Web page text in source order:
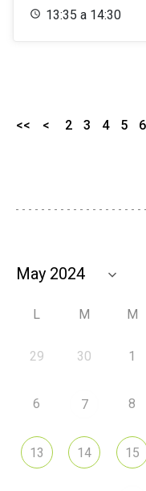
13:35 a 14:30
<< < 2 3 4 5 6
L M M
29 30 1
6 7 8
13 14 15